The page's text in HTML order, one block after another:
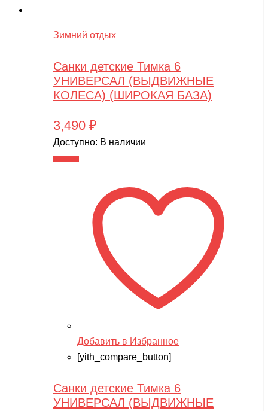
Зимний отдых
Санки детские Тимка 6
УНИВЕРСАЛ (ВЫДВИЖНЫЕ
КОЛЕСА) (ШИРОКАЯ БАЗА)
3,490 ₽
Доступно: В наличии
Добавить в Избранное
[yith_compare_button]
Санки детские Тимка 6
УНИВЕРСАЛ (ВЫДВИЖНЫЕ